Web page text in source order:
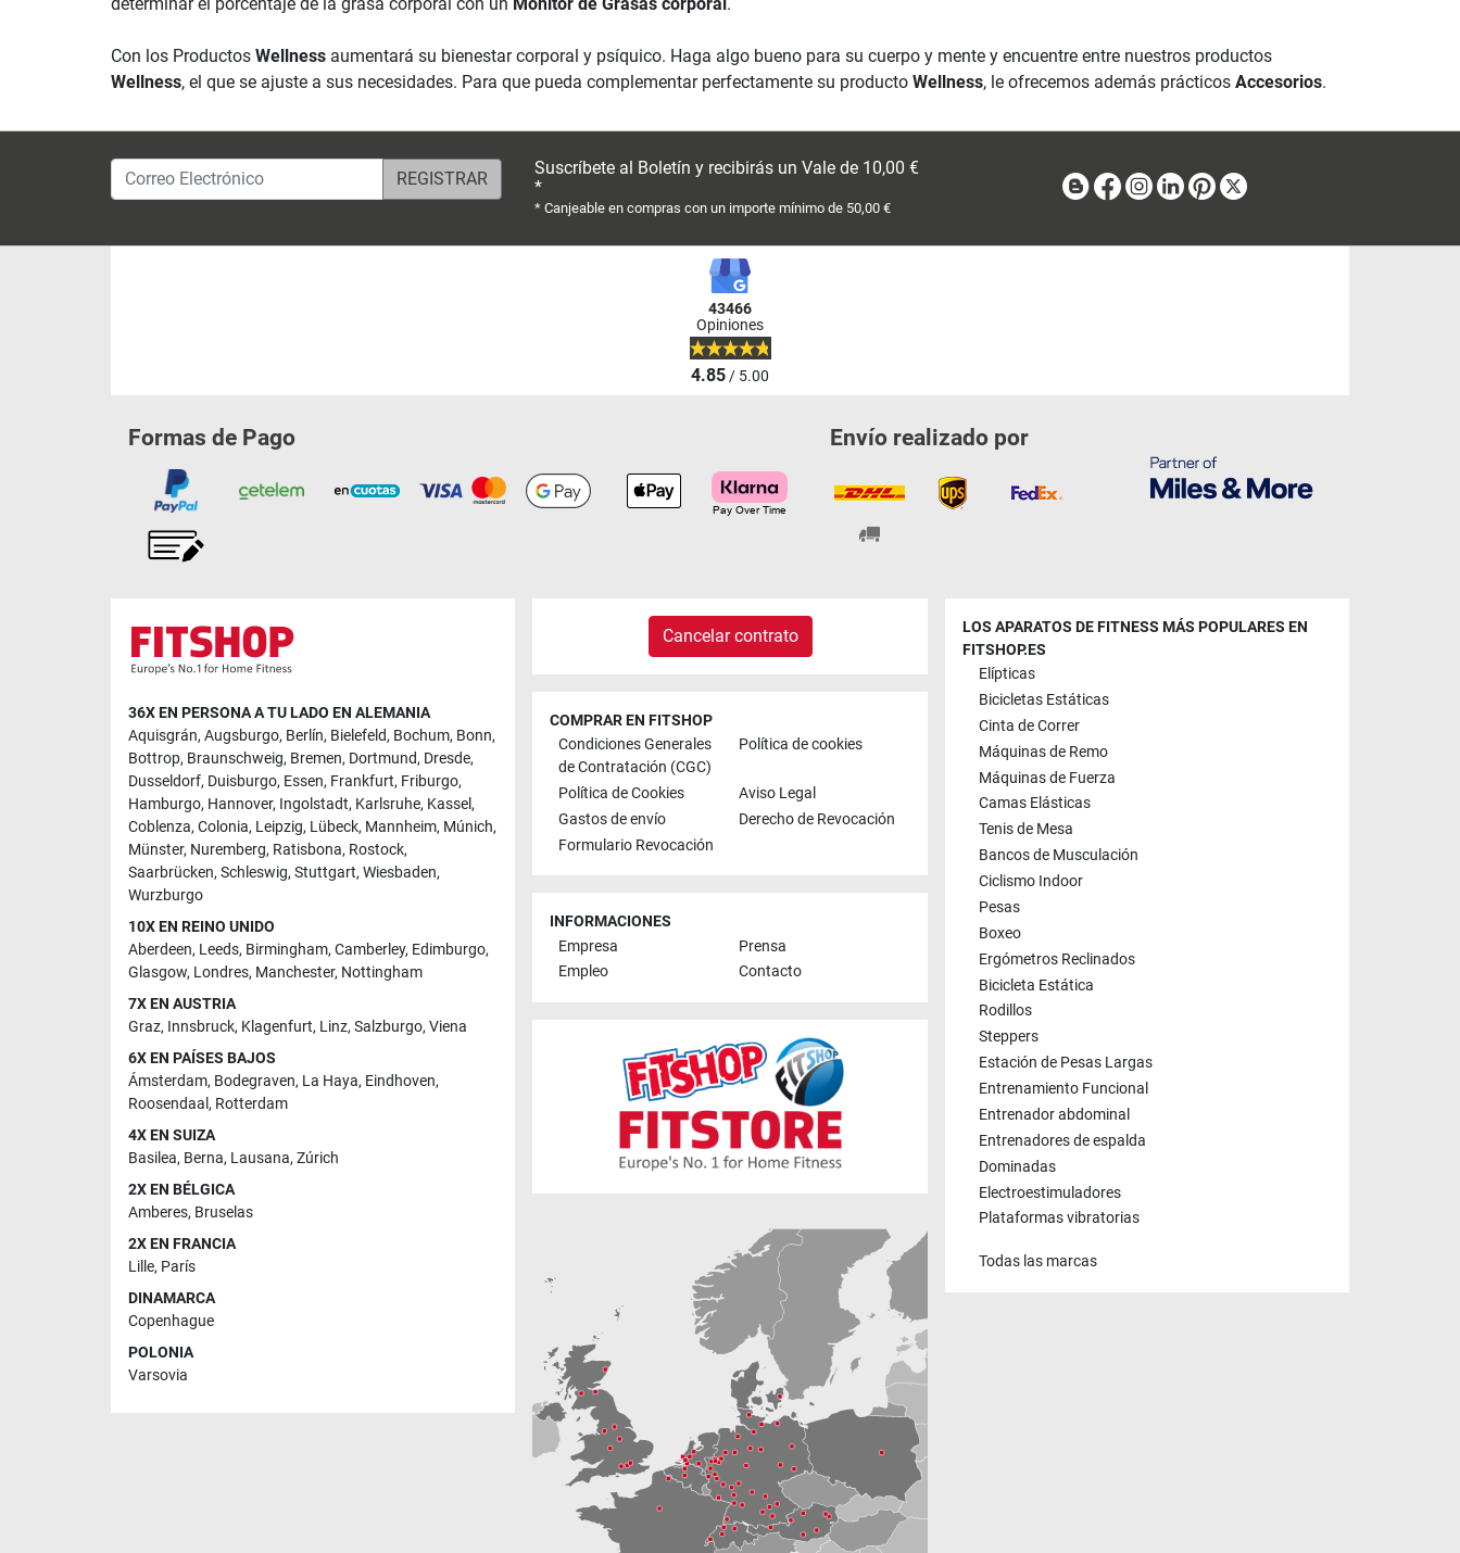
Con los Productos Wellness aumentará su bienestar corporal y psíquico. Haga algo bueno para su cuerpo y mente y encuentre entre nuestros productos
Wellness, el que se ajuste a sus necesidades. Para que pueda complementar perfectamente su producto Wellness, le ofrecemos además prácticos Accesorios.
Correo Electrónico
Suscríbete al Boletín y recibirás un Vale de 10,00 €
*
* Canjeable en compras con un importe mínimo de 50,00 €
BlogFacebook
Instagram
LinkedinPinterest
43466
Opiniones
4.85/ 5.00
Formas de Pago Envío realizado por
36X EN PERSONA A TU LADO EN ALEMANIA
Aquisgrán, Augsburgo, Berlín, Bielefeld, Bochum, Bonn,
Bottrop, Braunschweig, Bremen, Dortmund, Dresde,
Dusseldorf, Duisburgo, Essen, Frankfurt, Friburgo,
Hamburgo, Hannover, Ingolstadt, Karlsruhe, Kassel,
Coblenza, Colonia, Leipzig, Lübeck, Mannheim, Múnich,
Münster, Nuremberg, Ratisbona, Rostock,
Saarbrücken, Schleswig, Stuttgart, Wiesbaden,
Wurzburgo
10X EN REINO UNIDO
Aberdeen, Leeds, Birmingham, Camberley, Edimburgo,
Glasgow, Londres, Manchester, Nottingham
7X EN AUSTRIA
Graz, Innsbruck, Klagenfurt, Linz, Salzburgo, Viena
6X EN PAÍSES BAJOS
Ámsterdam, Bodegraven, La Haya, Eindhoven,
Roosendaal , Rotterdam
4X EN SUIZA
Basilea, Berna, Lausana, Zúrich
2X EN BÉLGICA
Amberes, Bruselas
2X EN FRANCIA
Lille, París
DINAMARCA
Copenhague
POLONIA
Varsovia
Cancelar contrato
COMPRAR EN FITSHOP
Condiciones Generales
de Contratación (CGC)
Política de cookies
Política de Cookies
Aviso Legal
Gastos de envío
Derecho de Revocación
Formulario Revocación
INFORMACIONES
Empresa
Prensa
Empleo
Contacto
LOS APARATOS DE FITNESS MÁS POPULARES EN
FITSHOP.ES
Elípticas
Bicicletas Estáticas
Cinta de Correr
Máquinas de Remo
Máquinas de Fuerza
Camas Elásticas
Tenis de Mesa
Bancos de Musculación
Ciclismo Indoor
Pesas
Boxeo
Ergómetros Reclinados
Bicicleta Estática
Rodillos
Steppers
Estación de Pesas Largas
Entrenamiento Funcional
Entrenador abdominal
Entrenadores de espalda
Dominadas
Electroestimuladores
Plataformas vibratorias
Todas las marcas